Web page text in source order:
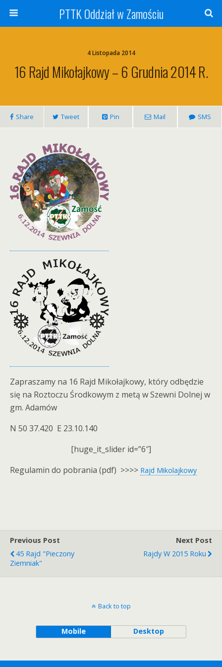
PTTK Oddział w Zamościu
4 Listopada 2014
16 Rajd Mikołajkowy – 6 Grudnia 2014 R.
Share Tweet Pin Mail SMS
Zapraszamy na 16 Rajd Mikołajkowy, który odbędzie
się na Roztoczu Środkowym z metą w Szewni Dolnej w
gm. Adamów
N 50 37.420 E 23.10.140
[huge_it_slider id=”6″]
Regulamin do pobrania (pdf) >>>> Rajd Mikolajkowy
Previous Post
45 Rajd "Pieczony
Ziemniak"
Next Post
Rajdy W 2015 Roku
Back to top
Mobile Desktop